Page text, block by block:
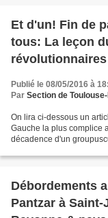
Et d'un! Fin de
tous: La leçon
révolutionnaires
Publié le 08/05/2016 à
Par Section de
On lira ci-dessous un
Gauche la plus complice
décadence d'un
Débordements
Pantzar à